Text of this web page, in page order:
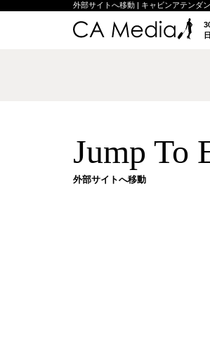
外部サイトへ移動 | キャビンアテンダ
Jump To
外部サイトへ移動